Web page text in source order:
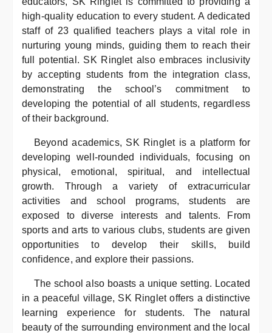
high-quality education to every student. A dedicated
staff of 23 qualified teachers plays a vital role in
nurturing young minds, guiding them to reach their
full potential. SK Ringlet also embraces inclusivity
by accepting students from the integration class,
demonstrating the school’s commitment to
developing the potential of all students, regardless
of their background.
Beyond academics, SK Ringlet is a platform for
developing well-rounded individuals, focusing on
physical, emotional, spiritual, and intellectual
growth. Through a variety of extracurricular
activities and school programs, students are
exposed to diverse interests and talents. From
sports and arts to various clubs, students are given
opportunities to develop their skills, build
confidence, and explore their passions.
The school also boasts a unique setting. Located
in a peaceful village, SK Ringlet offers a distinctive
learning experience for students. The natural
beauty of the surrounding environment and the local